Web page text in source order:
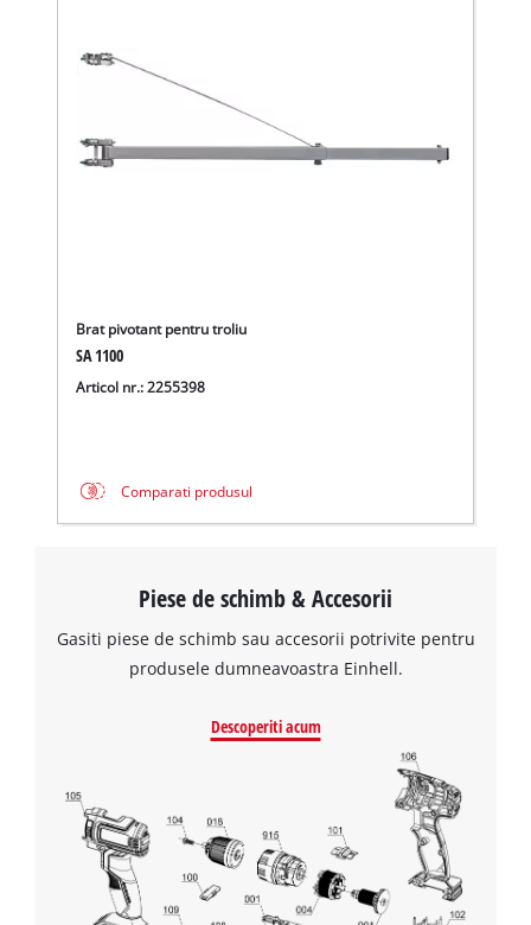
Avem nevoie de acordul dvs. pentru a
visitor. The website owner needs to setup
the site with their CMP to add this content
Powered by
Usercentrics Consent
Management Platform
Brat pivotant pentru troliu
SA 1100
Articol nr.: 2255398
Comparati produsul
Piese de schimb & Accesorii
Gasiti piese de schimb sau accesorii potrivite pentru
produsele dumneavoastra Einhell.
Descoperiti acum